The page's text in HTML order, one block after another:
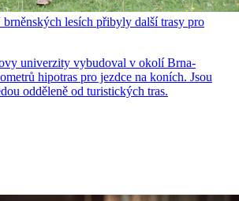
lesích přibyly další trasy pro
univerzity vybudoval v okolí Brna-
hipotras pro jezdce na koních. Jsou
odděleně od turistických tras.